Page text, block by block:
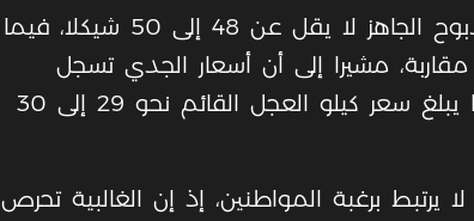
وأوضح أن سعر كيلو لحم الخاروف المذبوح الجاهز لا يقل عن 48 إلى 50 شيكلا، فيما
مشيرا إلى أن أسعار الجدي تسجل
أرقاما مشابهة أو أقل بفارق قليل، بينما يبلغ سعر كيلو العجل القائم نحو 29 إلى 30
يرتبط برغبة المواطنين، إذ إن الغالبية تحرص